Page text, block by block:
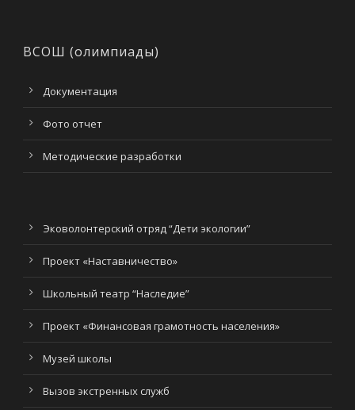
ВСОШ (олимпиады)
Документация
Фото отчет
Методические разработки
Эковолонтерский отряд “Дети экологии”
Проект «Наставничество»
Школьный театр “Наследие”
Проект «Финансовая грамотность населения»
Музей школы
Вызов экстренных служб